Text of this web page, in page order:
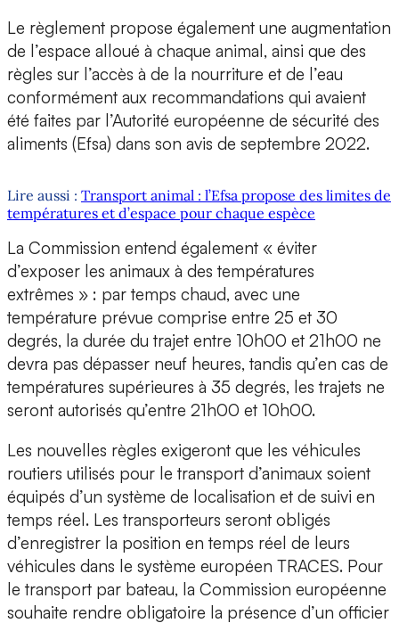
Le règlement propose également une augmentation
de l’espace alloué à chaque animal, ainsi que des
règles sur l’accès à de la nourriture et de l’eau
conformément aux recommandations qui avaient
été faites par l’Autorité européenne de sécurité des
aliments (Efsa) dans son avis de septembre 2022.
Lire aussi : Transport animal : l’Efsa propose des limites de
températures et d’espace pour chaque espèce
La Commission entend également « éviter
d’exposer les animaux à des températures
extrêmes » : par temps chaud, avec une
température prévue comprise entre 25 et 30
degrés, la durée du trajet entre 10h00 et 21h00 ne
devra pas dépasser neuf heures, tandis qu’en cas de
températures supérieures à 35 degrés, les trajets ne
seront autorisés qu’entre 21h00 et 10h00.
Les nouvelles règles exigeront que les véhicules
routiers utilisés pour le transport d’animaux soient
équipés d’un système de localisation et de suivi en
temps réel. Les transporteurs seront obligés
d’enregistrer la position en temps réel de leurs
véhicules dans le système européen TRACES. Pour
le transport par bateau, la Commission européenne
souhaite rendre obligatoire la présence d’un officier